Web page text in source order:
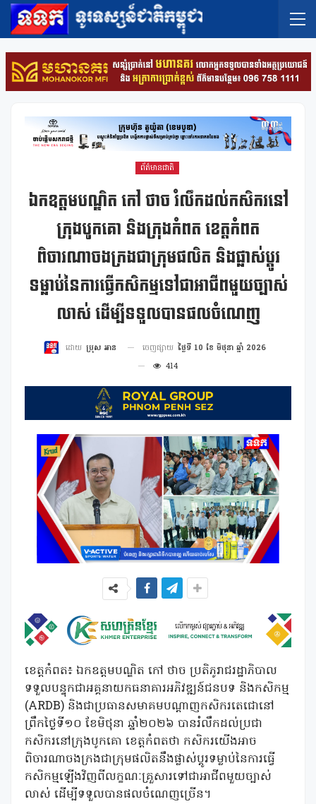
ព័ត៌មានជាតិ
ឯកឧត្តមបណ្ឌិត កៅ ថាច រំលឹកដល់កសិករនៅ
ក្រុងបូកគោ និងក្រុងកំពត ខេត្តកំពត
ពិចារណាចងក្រងជាក្រុមផលិត និងផ្លាស់ប្តូរ
ទម្លាប់នៃការធ្វើកសិកម្មទៅជាអាជីពមួយច្បាស់
លាស់ ដើម្បីទទួលបានផលចំណេញ
ដោយ ប្រុស អាន ចេញផ្សាយ ថ្ងៃទី 10 ខែ មិថុនា ឆ្នាំ 2026
414
ខេត្តកំពត៖ ឯកឧត្តមបណ្ឌិត កៅ ថាច ប្រតិភូរាជរដ្ឋាភិបាល
ទទួលបន្ទុកជាអគ្គនាយកធនាគារអភិវឌ្ឍន៍ជនបទ និងកសិកម្ម
(ARDB) និងជាប្រធានសមាគមបណ្តាញកសិករតេជោនៅ
ព្រឹកថ្ងៃទី១០ ខែមិថុនា ឆ្នាំ២០២៦ បានរំលឹកដល់ប្រជា
កសិករនៅក្រុងបូកគោ ខេត្តកំពតថា កសិករយើងអាច
ពិចារណាចងក្រងជាក្រុមផលិតនឹងផ្លាស់ប្តូរទម្លាប់នៃការធ្វើ
កសិកម្មឡើងវិញពីលក្ខណៈគ្រួសារទៅជាអាជីពមួយច្បាស់
លាស់ ដើម្បីទទួលបានផលចំណេញច្រើន។